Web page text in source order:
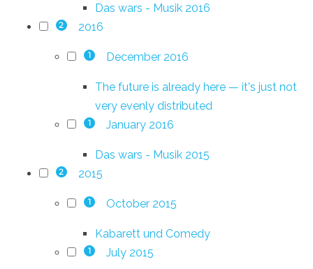
Das wars - Musik 2016
2 2016
1 December 2016
The future is already here — it's just not
very evenly distributed
1 January 2016
Das wars - Musik 2015
2 2015
1 October 2015
Kabarett und Comedy
1 July 2015